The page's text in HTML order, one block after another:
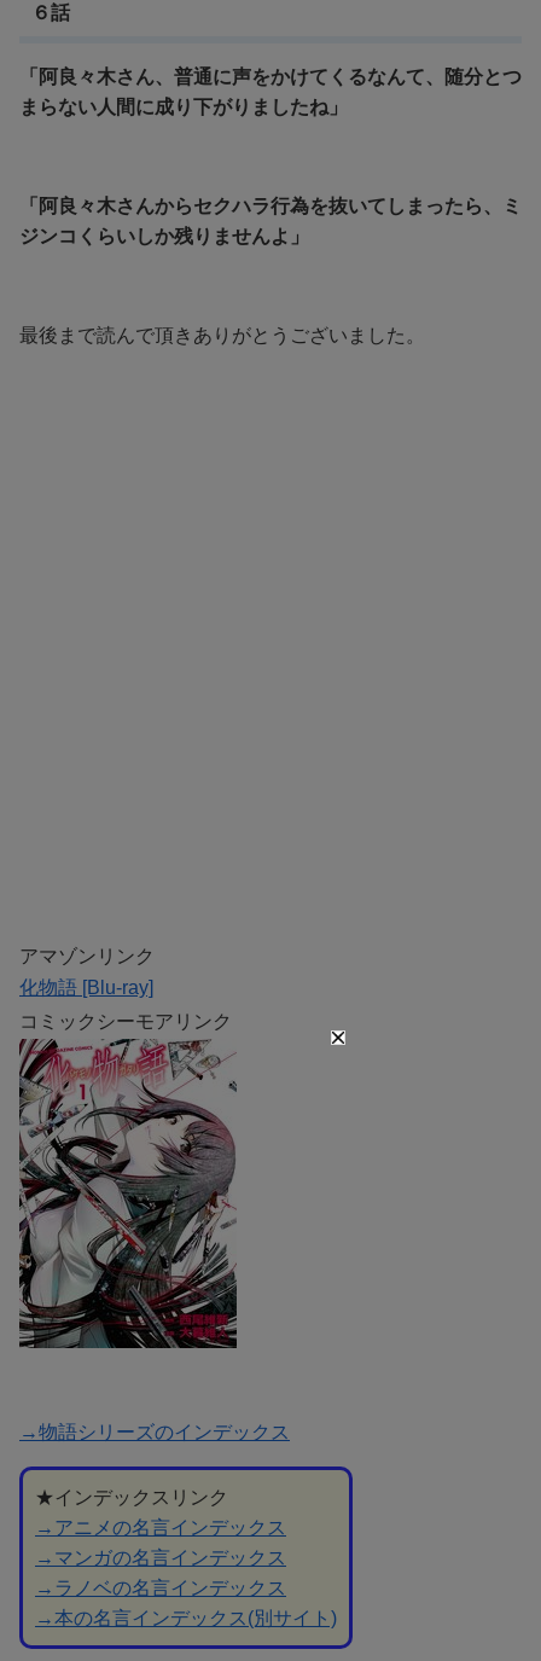
６話
「阿良々木さん、普通に声をかけてくるなんて、随分とつ
まらない人間に成り下がりましたね」
「阿良々木さんからセクハラ行為を抜いてしまったら、ミ
ジンコくらいしか残りませんよ」
最後まで読んで頂きありがとうございました。
アマゾンリンク
化物語 [Blu-ray]
コミックシーモアリンク
→物語シリーズのインデックス
★インデックスリンク
→アニメの名言インデックス
→マンガの名言インデックス
→ラノベの名言インデックス
→本の名言インデックス(別サイト)